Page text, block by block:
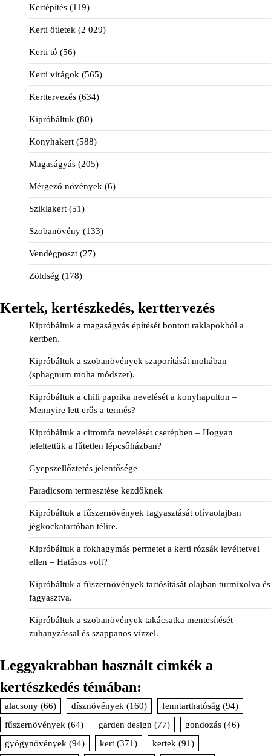
Kertépítés (119)
Kerti ötletek (2 029)
Kerti tó (56)
Kerti virágok (565)
Kerttervezés (634)
Kipróbáltuk (80)
Konyhakert (588)
Magaságyás (205)
Mérgező növények (6)
Sziklakert (51)
Szobanövény (133)
Vendégposzt (27)
Zöldség (178)
Kertek, kertészkedés, kerttervezés
Kipróbáltuk a magaságyás építését bontott raklapokból a
kertben.
Kipróbáltuk a szobanövények szaporítását mohában
(sphagnum moha módszer).
Kipróbáltuk a chili paprika nevelését a konyhapulton –
Mennyire lett erős a termés?
Kipróbáltuk a citromfa nevelését cserépben – Hogyan
teleltettük a fűtetlen lépcsőházban?
Gyepszellőztetés jelentősége
Paradicsom termesztése kezdőknek
Kipróbáltuk a fűszernövények fagyasztását olívaolajban
jégkockatartóban télire.
Kipróbáltuk a fokhagymás permetet a kerti rózsák levéltetvei
ellen – Hatásos volt?
Kipróbáltuk a fűszernövények tartósítását olajban turmixolva és
fagyasztva.
Kipróbáltuk a szobanövények takácsatka mentesítését
zuhanyzással és szappanos vízzel.
Leggyakrabban használt cimkék a
kertészkedés témában:
alacsony (66) dísznövények (160) fenntarthatóság (94)
fűszernövények (64) garden design (77) gondozás (46)
gyógynövények (94) kert (371) kertek (91)